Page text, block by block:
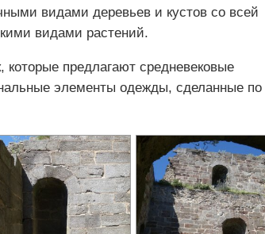
видами деревьев и кустов со всей
видами растений.
которые предлагают средневековые
элементы одежды, сделанные по